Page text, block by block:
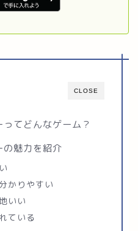
CLOSE
てどんなゲーム？
の魅力を紹介
かりやすい
いい
ている